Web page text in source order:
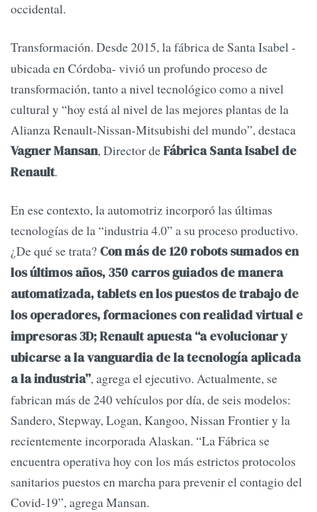
occidental.
Transformación. Desde 2015, la fábrica de Santa Isabel-
ubicada en Córdoba- vivió un profundo proceso de
transformación, tanto a nivel tecnológico como a nivel
cultural y “hoy está al nivel de las mejores plantas de la
Alianza Renault-Nissan-Mitsubishi del mundo”, destaca
Vagner Mansan, Director deFábrica Santa Isabel de
Renault.
En ese contexto, la automotriz incorporó las últimas
tecnologías de la “industria 4.0” a su proceso productivo.
¿De qué se trata? Con más de 120 robots sumados en
los últimos años, 350 carros guiados de manera
automatizada, tablets en los puestos de trabajo de
los operadores, formaciones con realidad virtual e
impresoras 3D; Renault apuesta “a evolucionar y
ubicarse a la vanguardia de la tecnología aplicada
a la industria”, agrega el ejecutivo. Actualmente, se
fabrican más de 240 vehículos por día, de seis modelos:
Sandero, Stepway, Logan, Kangoo, Nissan Frontier y la
recientemente incorporada Alaskan. “La Fábrica se
encuentra operativa hoy con los más estrictos protocolos
sanitarios puestos en marcha para prevenir el contagio del
Covid-19”, agrega Mansan.